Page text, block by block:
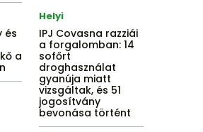
és
a
Helyi
IPJ Covasna razziái
a forgalomban: 14
sofőrt
droghasználat
gyanúja miatt
vizsgáltak, és 51
jogosítvány
bevonása történt